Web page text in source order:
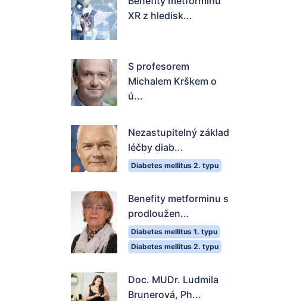
XR z hledisk...
S profesorem
Michalem Krškem o
ú...
Nezastupitelný základ
léčby diab...
Diabetes mellitus 2. typu
Benefity metforminu s
prodloužen...
Diabetes mellitus 1. typu
Diabetes mellitus 2. typu
Doc. MUDr. Ludmila
Brunerová, Ph...